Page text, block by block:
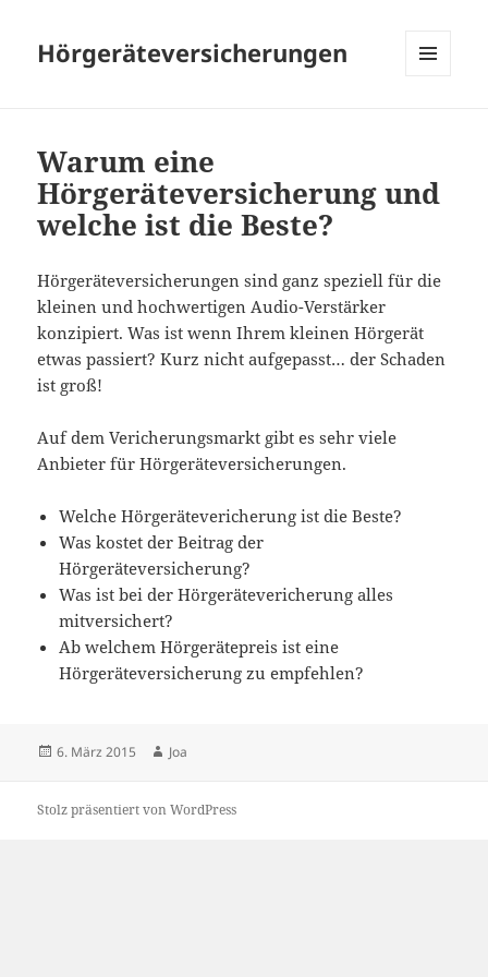
Hörgeräteversicherungen
Warum eine
Hörgeräteversicherung und
welche ist die Beste?
Hörgeräteversicherungen sind ganz speziell für die
kleinen und hochwertigen Audio-Verstärker
konzipiert. Was ist wenn Ihrem kleinen Hörgerät
etwas passiert? Kurz nicht aufgepasst… der Schaden
ist groß!
Auf dem Vericherungsmarkt gibt es sehr viele
Anbieter für Hörgeräteversicherungen.
Welche Hörgerätevericherung ist die Beste?
Was kostet der Beitrag der
Hörgeräteversicherung?
Was ist bei der Hörgerätevericherung alles
mitversichert?
Ab welchem Hörgerätepreis ist eine
Hörgeräteversicherung zu empfehlen?
Veröffentlicht
6. März 2015 Autor
Joa
Stolz präsentiert von WordPress